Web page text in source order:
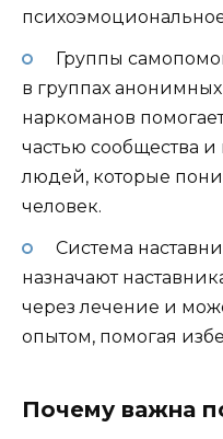
Группы
в группах
наркоманов
частью сообщества
людей, которые
человек.
Система
назначают
через лечение и
опытом, помогая
Почему важна